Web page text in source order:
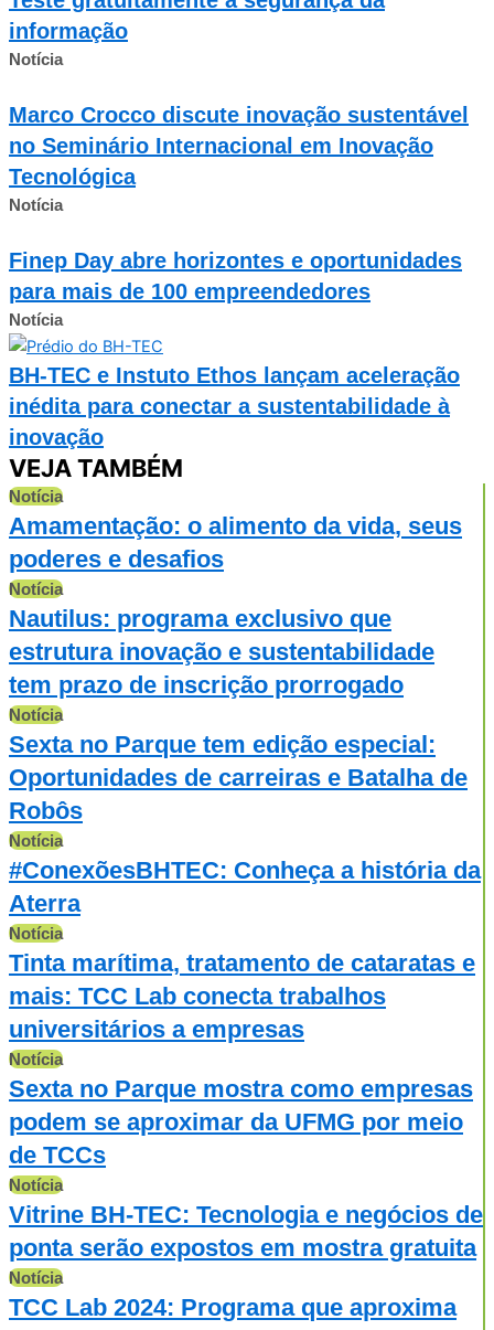
informação
Notícia
Marco Crocco discute inovação sustentável
no Seminário Internacional em Inovação
Tecnológica
Notícia
Finep Day abre horizontes e oportunidades
para mais de 100 empreendedores
Notícia
BH-TEC e Instuto Ethos lançam aceleração
inédita para conectar a sustentabilidade à
inovação
VEJA TAMBÉM
Notícia
Amamentação: o alimento da vida, seus
poderes e desafios
Notícia
Nautilus: programa exclusivo que
estrutura inovação e sustentabilidade
tem prazo de inscrição prorrogado
Notícia
Sexta no Parque tem edição especial:
Oportunidades de carreiras e Batalha de
Robôs
Notícia
#ConexõesBHTEC: Conheça a história da
Aterra
Notícia
Tinta marítima, tratamento de cataratas e
mais: TCC Lab conecta trabalhos
universitários a empresas
Notícia
Sexta no Parque mostra como empresas
podem se aproximar da UFMG por meio
de TCCs
Notícia
Vitrine BH-TEC: Tecnologia e negócios de
ponta serão expostos em mostra gratuita
Notícia
TCC Lab 2024: Programa que aproxima